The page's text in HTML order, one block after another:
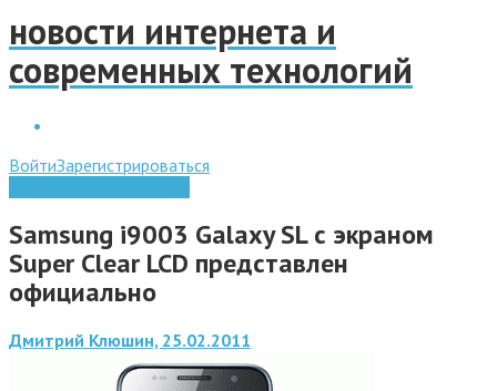
новости интернета и
современных технологий
ВойтиЗарегистрироваться
Samsung i9003 Galaxy SL с экраном
Super Clear LCD представлен
официально
Дмитрий Клюшин, 25.02.2011